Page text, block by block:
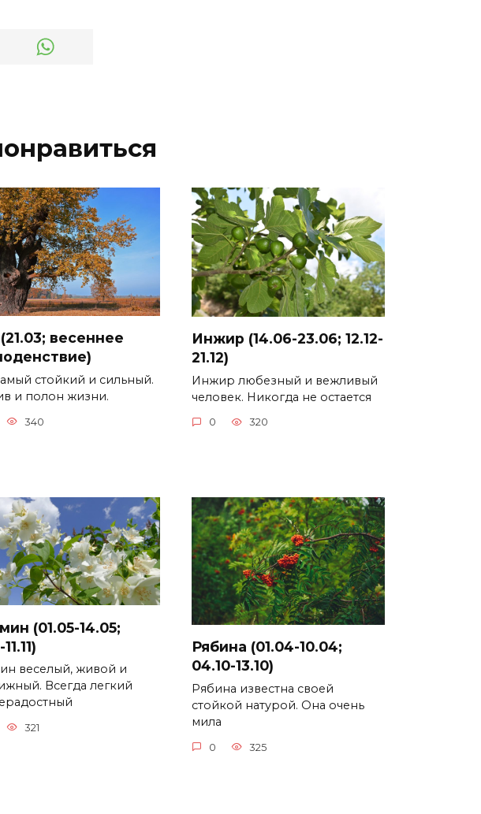
весеннее
стойкий и сильный.
и полон жизни.
340
Инжир (14.06-23.06; 12.12-
21.12)
Инжир любезный и вежливый
человек. Никогда не остается
0 320
(01.05-14.05;
веселый, живой и
Всегда легкий
321
Рябина (01.04-10.04;
04.10-13.10)
Рябина известна своей
стойкой натурой. Она очень
мила
0 325